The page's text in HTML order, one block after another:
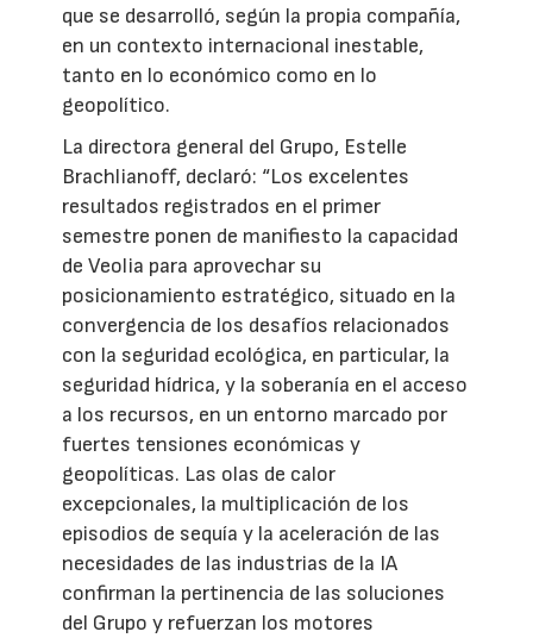
que se desarrolló, según la propia compañía,
en un contexto internacional inestable,
tanto en lo económico como en lo
geopolítico.
La directora general del Grupo, Estelle
Brachlianoff, declaró: “Los excelentes
resultados registrados en el primer
semestre ponen de manifiesto la capacidad
de Veolia para aprovechar su
posicionamiento estratégico, situado en la
convergencia de los desafíos relacionados
con la seguridad ecológica, en particular, la
seguridad hídrica, y la soberanía en el acceso
a los recursos, en un entorno marcado por
fuertes tensiones económicas y
geopolíticas. Las olas de calor
excepcionales, la multiplicación de los
episodios de sequía y la aceleración de las
necesidades de las industrias de la IA
confirman la pertinencia de las soluciones
del Grupo y refuerzan los motores